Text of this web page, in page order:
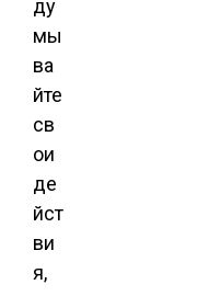
ду
мы
ва
йте
св
ои
де
йст
ви
я,